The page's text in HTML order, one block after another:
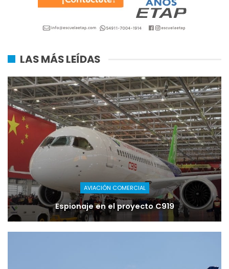
LAS MÁS LEÍDAS
AVIACIÓN COMERCIAL
Espionaje en el proyecto C919